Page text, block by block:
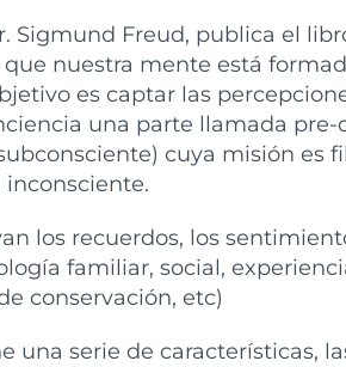
Sigmund Freud, publica el
nuestra mente está
es captar las
una parte llamada pre-
cuya misión es
los recuerdos, los
familiar, social,
conservación, etc)
una serie de características,